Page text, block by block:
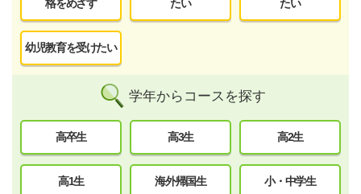
格をめざす
たい
たい
幼児教育を受けたい
学年からコースを探す
高卒生 高3生 高2生
高1生 海外帰国生 小・中学生